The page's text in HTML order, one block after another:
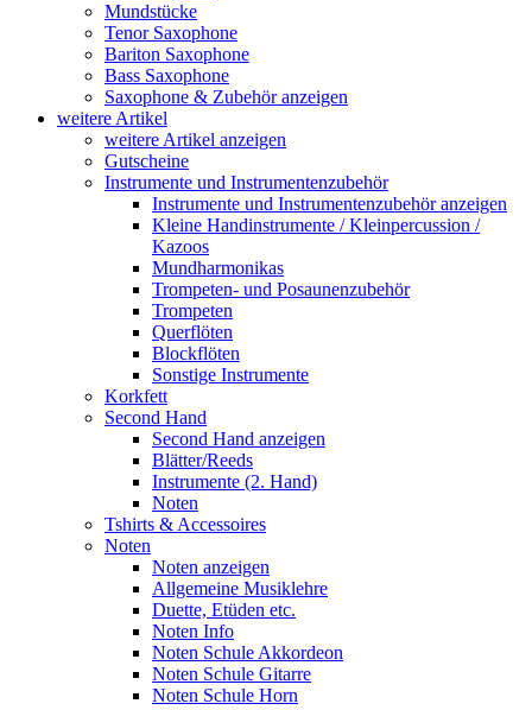
Mundstücke
Tenor Saxophone
Bariton Saxophone
Bass Saxophone
Saxophone & Zubehör anzeigen
weitere Artikel
weitere Artikel anzeigen
Gutscheine
Instrumente und Instrumentenzubehör
Instrumente und Instrumentenzubehör anzeigen
Kleine Handinstrumente / Kleinpercussion /
Kazoos
Mundharmonikas
Trompeten- und Posaunenzubehör
Trompeten
Querflöten
Blockflöten
Sonstige Instrumente
Korkfett
Second Hand
Second Hand anzeigen
Blätter/Reeds
Instrumente (2. Hand)
Noten
Tshirts & Accessoires
Noten
Noten anzeigen
Allgemeine Musiklehre
Duette, Etüden etc.
Noten Info
Noten Schule Akkordeon
Noten Schule Gitarre
Noten Schule Horn